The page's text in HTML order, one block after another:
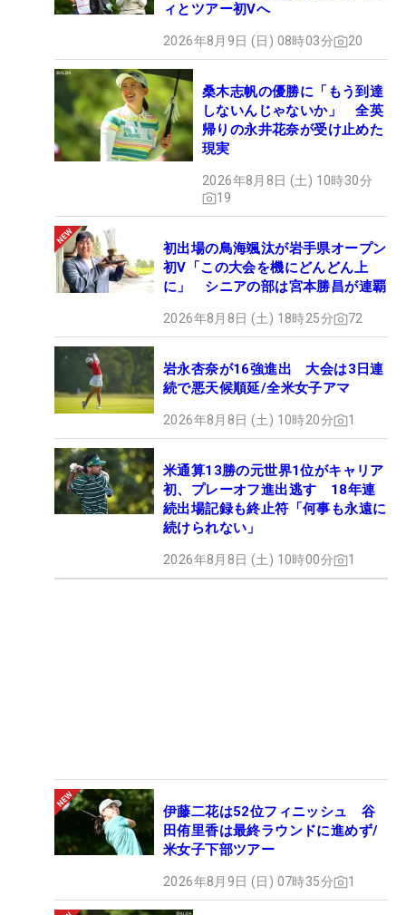
ィとツアー初Vへ
2026年8月9日 (日) 08時03分 20
桑木志帆の優勝に「もう到達
しないんじゃないか」 全英
帰りの永井花奈が受け止めた
現実
2026年8月8日 (土) 10時30分
19
初出場の鳥海颯汰が岩手県オープン
初V「この大会を機にどんどん上
に」 シニアの部は宮本勝昌が連覇
2026年8月8日 (土) 18時25分 72
岩永杏奈が16強進出 大会は3日連
続で悪天候順延/全米女子アマ
2026年8月8日 (土) 10時20分 1
米通算13勝の元世界1位がキャリア
初、プレーオフ進出逃す 18年連
続出場記録も終止符「何事も永遠に
続けられない」
2026年8月8日 (土) 10時00分 1
伊藤二花は52位フィニッシュ 谷
田侑里香は最終ラウンドに進めず/
米女子下部ツアー
2026年8月9日 (日) 07時35分 1